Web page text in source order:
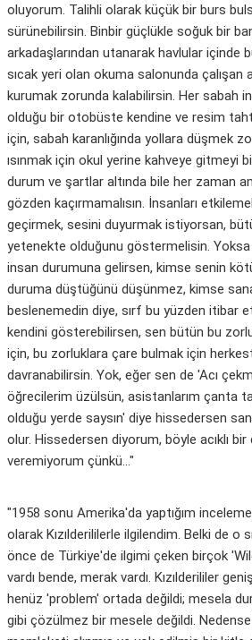
oluyorum. Talihli olarak küçük bir burs
sürünebilirsin. Binbir güçlükle soğuk bir
arkadaşlarından utanarak havlular içinde
sıcak yeri olan okuma salonunda çalışan
kurumak zorunda kalabilirsin. Her sabah
olduğu bir otobüste kendine ve resim
için, sabah karanlığında yollara düşmek
ısınmak için okul yerine kahveye gitmeyi
durum ve şartlar altında bile her zaman
gözden kaçırmamalısın. İnsanları
geçirmek, sesini duyurmak istiyorsan,
yetenekte olduğunu göstermelisin. Yoksa
insan durumuna gelirsen, kimse senin
duruma düştüğünü düşünmez, kimse
beslenemedin diye, sırf bu yüzden itibar
kendini gösterebilirsen, sen bütün bu
için, bu zorluklara çare bulmak için
davranabilirsin. Yok, eğer sen de 'Acı
öğrecilerim üzülsün, asistanlarım çanta
olduğu yerde saysın' diye hissedersen
olur. Hissedersen diyorum, böyle acıklı bir
veremiyorum çünkü..."
"1958 sonu Amerika'da yaptığım
olarak Kızılderililerle ilgilendim. Belki de o
önce de Türkiye'de ilgimi çeken birçok
vardı bende, merak vardı. Kızılderililer
henüz 'problem' ortada değildi; mesela
gibi çözülmez bir mesele değildi. Nedense